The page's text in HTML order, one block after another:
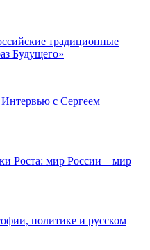
традиционные
Будущего»
с Сергеем
Роста: мир России – мир
политике и русском